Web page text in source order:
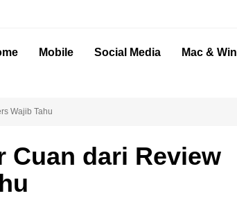
Mobile Social Media Mac & Win
Wajib Tahu
Cuan dari Review